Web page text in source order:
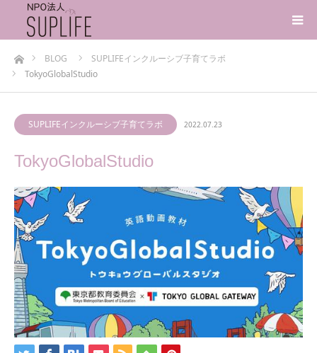
ホームBLOG
SUPLIFEインクルーシブ子育てラボ
TokyoGlobalStudio
SUPLIFEインクルーシブ子育てラボ 2022.07.23
TokyoGlobalStudio